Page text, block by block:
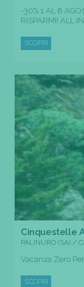
-30% 1 AL 8
RISPARMI! ALL
SCOPRI
Cinquestelle
PALINURO (SA) /
Vacanza Zero
SCOPRI